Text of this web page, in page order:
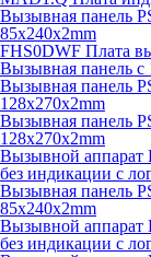
Вызывная панель
85х240х2mm
FHS0DWF Плата
Вызывная панель
Вызывная панель
128х270х2mm
Вызывная панель
128х270х2mm
Вызывной аппарат
без индикации с
Вызывная панель
85х240х2mm
Вызывной аппарат
без индикации с